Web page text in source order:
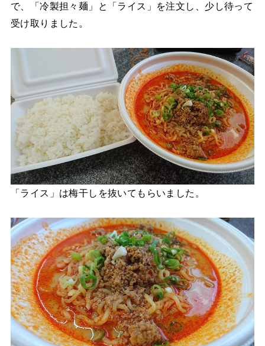
で、「冷製担々麺」と「ライス」を注文し、少し待って
受け取りました。
「ライス」は梅干しを抜いてもらいました。